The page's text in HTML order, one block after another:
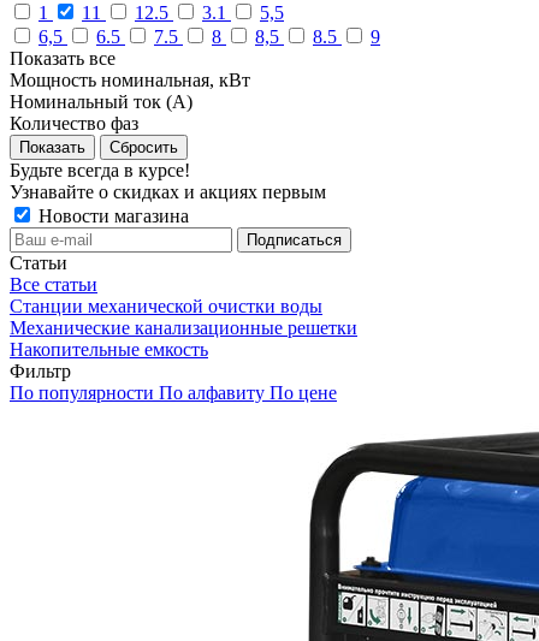
1
11 12.5 3.1
5,5
6,5
6.5 7.5 8 8,5 8.5
9
Показать все
Мощность номинальная, кВт
Номинальный ток (А)
Количество фаз
Сбросить
Будьте всегда в курсе!
Узнавайте о скидках и акциях первым
Новости магазина
Статьи
Все статьи
Станции механической очистки воды
Механические канализационные решетки
Накопительные емкость
Фильтр
По популярности По алфавиту По цене